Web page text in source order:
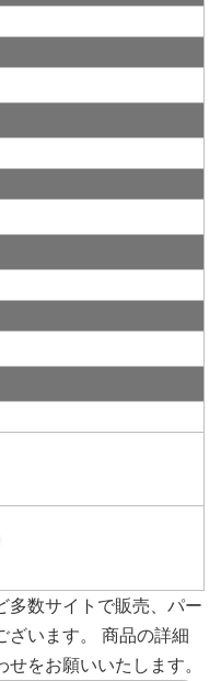
多数サイトで販売、パー
ざいます。 商品の詳細
をお願いいたします。